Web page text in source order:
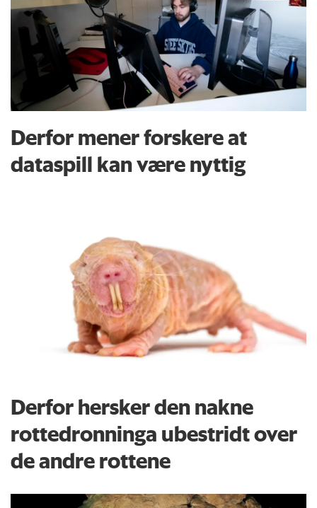
Derfor mener forskere at
dataspill kan være nyttig
Derfor hersker den nakne
rottedronninga ubestridt over
de andre rottene